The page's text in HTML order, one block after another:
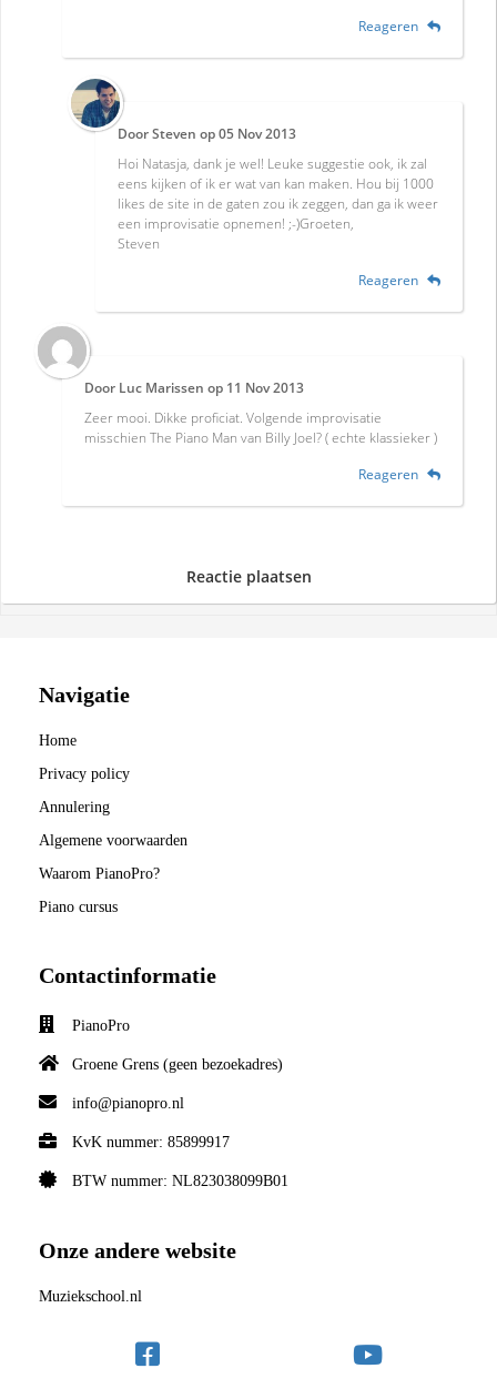
Reageren
DoorSteven op05 Nov 2013
Hoi Natasja, dank je wel! Leuke suggestie ook, ik zal
eens kijken of ik er wat van kan maken. Hou bij 1000
likes de site in de gaten zou ik zeggen, dan ga ik weer
een improvisatie opnemen! ;-)Groeten,
Steven
Reageren
Door Luc Marissen op 11 Nov 2013
Zeer mooi. Dikke proficiat. Volgende improvisatie
misschien The Piano Man van Billy Joel? ( echte klassieker )
Reageren
Reactie plaatsen
Navigatie
Home
Privacy policy
Annulering
Algemene voorwaarden
Waarom PianoPro?
Piano cursus
Contactinformatie
PianoPro
Groene Grens (geen bezoekadres)
info@pianopro.nl
KvK nummer: 85899917
BTW nummer: NL823038099B01
Onze andere website
Muziekschool.nl